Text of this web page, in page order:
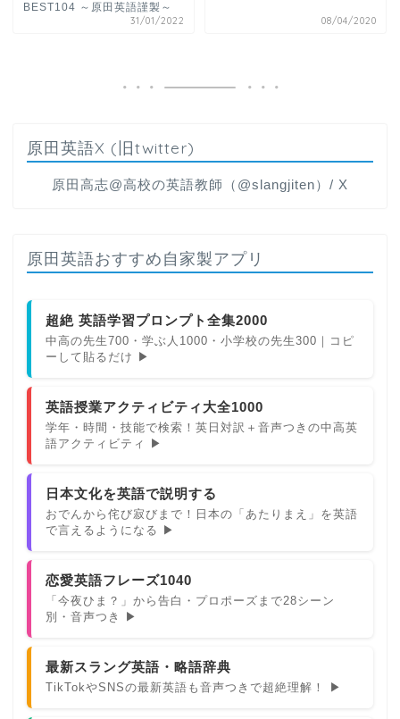
BEST104 ～原田英語謹製～
31/01/2022 08/04/2020
原田英語X (旧twitter)
原田高志@高校の英語教師（@slangjiten）/ X
原田英語おすすめ自家製アプリ
超絶 英語学習プロンプト全集2000
中高の先生700・学ぶ人1000・小学校の先生300｜コピ
ーして貼るだけ ▶
英語授業アクティビティ大全1000
学年・時間・技能で検索！英日対訳＋音声つきの中高英
語アクティビティ ▶
日本文化を英語で説明する
おでんから侘び寂びまで！日本の「あたりまえ」を英語
で言えるようになる ▶
恋愛英語フレーズ1040
「今夜ひま？」から告白・プロポーズまで28シーン
別・音声つき ▶
最新スラング英語・略語辞典
TikTokやSNSの最新英語も音声つきで超絶理解！ ▶